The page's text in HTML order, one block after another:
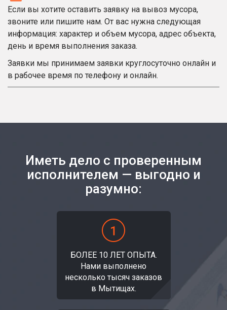
Если вы хотите оставить заявку на вывоз мусора,
звоните или пишите нам. От вас нужна следующая
информация: характер и объем мусора, адрес объекта,
день и время выполнения заказа.
Заявки мы принимаем заявки круглосуточно онлайн и
в рабочее время по телефону и онлайн.
Иметь дело с проверенным
исполнителем — выгодно и
разумно:
БОЛЕЕ 10 ЛЕТ ОПЫТА.
Нами выполнено
несколько тысяч заказов
в Мытищах.